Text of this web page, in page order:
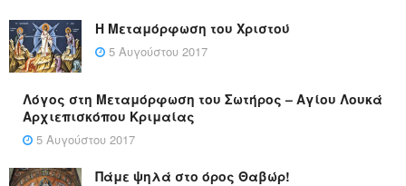
Η Μεταμόρφωση του Χριστού
5 Αυγούστου 2017
Λόγος στη Μεταμόρφωση του Σωτήρος – Αγίου Λουκά
Αρχιεπισκόπου Κριμαίας
5 Αυγούστου 2017
Πάμε ψηλά στο όρος Θαβώρ!